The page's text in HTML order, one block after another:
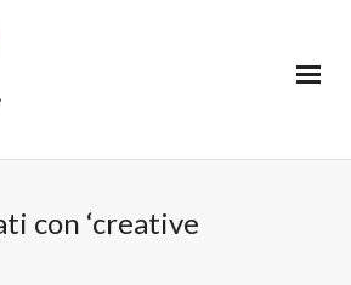
con ‘creative